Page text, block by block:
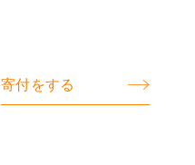
寄付をする